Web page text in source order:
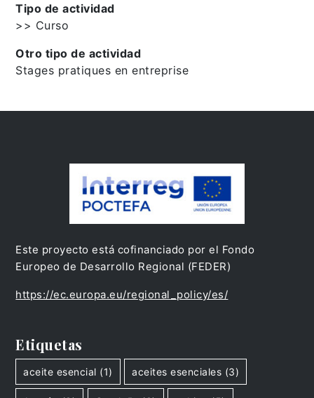
Tipo de actividad
>> Curso
Otro tipo de actividad
Stages pratiques en entreprise
Este proyecto está cofinanciado por el Fondo
Europeo de Desarrollo Regional (FEDER)
https://ec.europa.eu/regional_policy/es/
Etiquetas
aceite esencial (1) aceites esenciales (3)